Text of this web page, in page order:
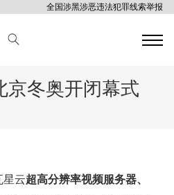
全国涉黑涉恶违法犯罪线索举报
京冬奥开闭幕式
云超高分辨率视频服务器、